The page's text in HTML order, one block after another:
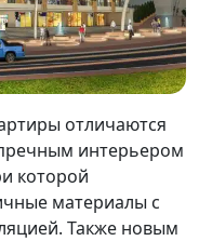
отличаются
интерьером
которой
материалы с
Также новым